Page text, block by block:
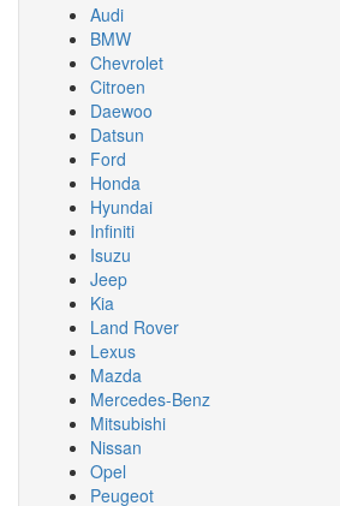
Audi
BMW
Chevrolet
Citroen
Daewoo
Datsun
Ford
Honda
Hyundai
Infiniti
Isuzu
Jeep
Kia
Land Rover
Lexus
Mazda
Mercedes-Benz
Mitsubishi
Nissan
Opel
Peugeot